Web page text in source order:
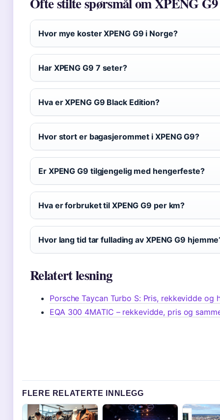
Hvor mye koster XPENG G9 i Norge?
Har XPENG G9 7 seter?
Hva er XPENG G9 Black Edition?
Hvor stort er bagasjerommet i XPENG G9?
Er XPENG G9 tilgjengelig med hengerfeste?
Hva er forbruket til XPENG G9 per km?
Hvor lang tid tar fullading av XPENG G9
Relatert lesning
Porsche Taycan Turbo S: Pris, rekkevidde og
EQA 300 4MATIC – rekkevidde, pris og
FLERE RELATERTE INNLEGG